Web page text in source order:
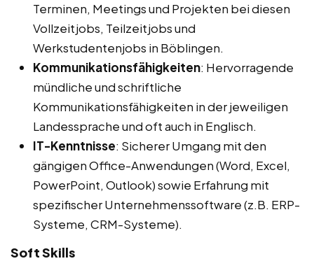
Terminen, Meetings und Projekten bei diesen
Vollzeitjobs, Teilzeitjobs und
Werkstudentenjobs in Böblingen.
Kommunikationsfähigkeiten: Hervorragende
mündliche und schriftliche
Kommunikationsfähigkeiten in der jeweiligen
Landessprache und oft auch in Englisch.
IT-Kenntnisse: Sicherer Umgang mit den
gängigen Office-Anwendungen (Word, Excel,
PowerPoint, Outlook) sowie Erfahrung mit
spezifischer Unternehmenssoftware (z.B. ERP-
Systeme, CRM-Systeme).
Soft Skills